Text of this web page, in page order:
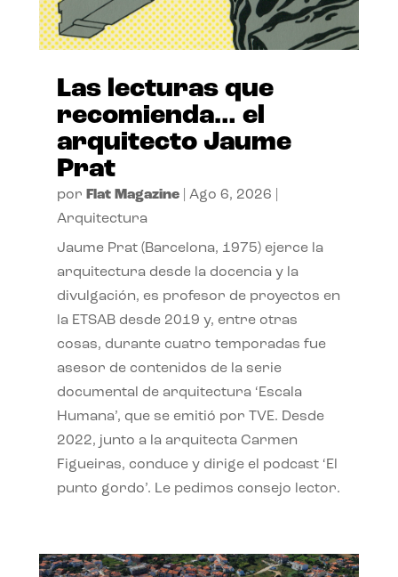
Las lecturas que
recomienda… el
arquitecto Jaume
Prat
por Flat Magazine| Ago 6, 2026
Arquitectura
Jaume Prat (Barcelona, 1975) ejerce la
arquitectura desde la docencia y la
divulgación, es profesor de proyectos en
la ETSAB desde 2019 y, entre otras
cosas, durante cuatro temporadas fue
asesor de contenidos de la serie
documental de arquitectura ‘Escala
Humana’, que se emitió por TVE. Desde
2022, junto a la arquitecta Carmen
Figueiras, conduce y dirige el podcast ‘El
punto gordo’. Le pedimos consejo lector.